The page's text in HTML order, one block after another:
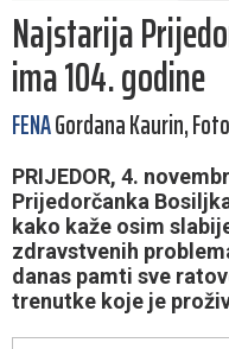
Najstarija
ima 104. godine
FENAGordana Kaurin,
PRIJEDOR, 4.
Prijedorčanka
kako kaže osim
zdravstvenih
danas pamti sve
trenutke koje je